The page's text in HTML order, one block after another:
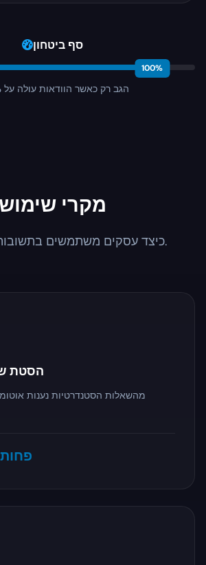
סף ביטחון
100%
הגב רק כאשר הוודאות עולה על
מקרי שימוש
כיצד עסקים משתמשים בתשובות אוטומטיות.
הסטת
80%